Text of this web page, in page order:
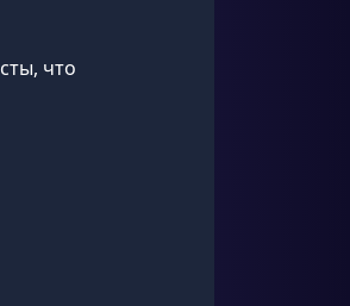
что